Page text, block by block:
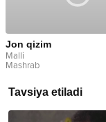
Jon qizim
Malli
Mashrab
Tavsiya etiladi